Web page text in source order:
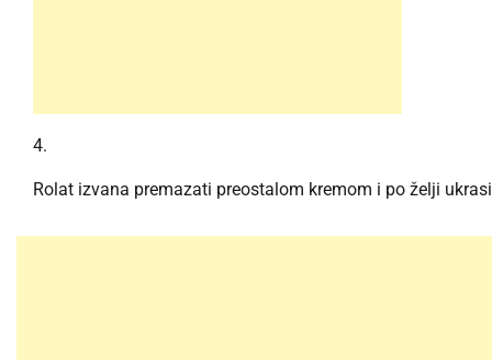
Rolat izvana premazati preostalom kremom i po želji